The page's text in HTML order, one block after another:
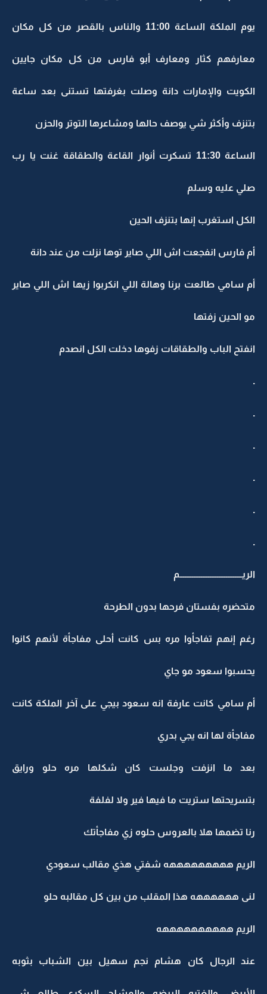
يوم الملكة الساعة 11:00 والناس بالقصر من كل مكان
معارفهم كثار ومعارف أبو فارس من كل مكان جايين
الكويت والإمارات دانة وصلت بغرفتها تستنى بعد ساعة
بتنزف وأكثر شي يوصف حالها ومشاعرها التوتر والحزن
الساعة 11:30 تسكرت أنوار القاعة والطقاقة غنت يا رب
صلي عليه وسلم
الكل استغرب إنها بتنزف الحين
أم فارس انفجعت اش اللي صاير توها نزلت من عند دانة
أم سامي طالعت برنا وهالة اللي انكربوا زيها اش اللي صاير
مو الحين زفتها
انفتح الباب والطقاقات زفوها دخلت الكل انصدم
.
.
.
.
.
.
الريـــــــــــــــــــــــــــــــــــم
متحضره بفستان فرحها بدون الطرحة
رغم إنهم تفاجأوا مره بس كانت أحلى مفاجأة لأنهم كانوا
يحسبوا سعود مو جاي
أم سامي كانت عارفة انه سعود بيجي على آخر الملكة كانت
مفاجأة لها انه يجي بدري
بعد ما انزفت وجلست كان شكلها مره حلو ورايق
بتسريحتها ستريت ما فيها فير ولا لفلفة
رنا تضمها هلا بالعروس حلوه زي مفاجأتك
الريم هههههههههه شفتي هذي مقالب سعودي
لنى ههههههه هذا المقلب من بين كل مقالبه حلو
الريم ههههههههههه
عند الرجال كان هشام نجم سهيل بين الشباب بثوبه